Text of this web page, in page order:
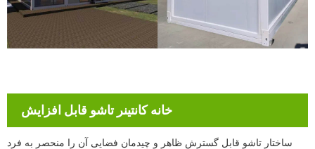
خانه کانتینر تاشو قابل افزایش
ساختار تاشو قابل گسترش ظاهر و چیدمان فضایی آن را منحصر به فرد